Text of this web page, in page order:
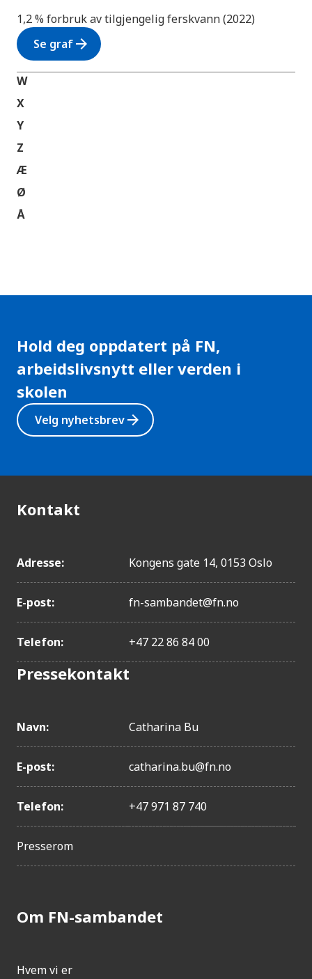
1,2 % forbruk av tilgjengelig ferskvann (2022)
Se grafarrow_forward
W
X
Y
Z
Æ
Ø
Å
Hold deg oppdatert på FN,
arbeidslivsnytt eller verden i
skolen
Velg nyhetsbrevarrow_forward
Kontakt
Adresse: Kongens gate 14, 0153 Oslo
E-post: fn-sambandet@fn.no
Telefon: +47 22 86 84 00
Pressekontakt
Navn: Catharina Bu
E-post: catharina.bu@fn.no
Telefon: +47 971 87 740
Presserom
Om FN-sambandet
Hvem vi er